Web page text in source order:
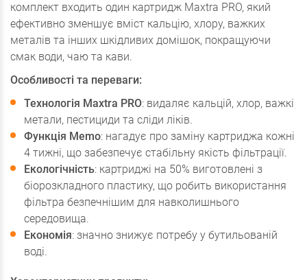
комплект входить один картридж Maxtra PRO, який
ефективно зменшує вміст кальцію, хлору, важких
металів та інших шкідливих домішок, покращуючи
смак води, чаю та кави.
Особливості та переваги:
Технологія Maxtra PRO: видаляє кальцій, хлор, важкі
метали, пестициди та сліди ліків.
Функція Memo: нагадує про заміну картриджа кожні
4 тижні, що забезпечує стабільну якість фільтрації.
Екологічність: картриджі на 50% виготовлені з
біорозкладного пластику, що робить використання
фільтра безпечнішим для навколишнього
середовища.
Економія: значно знижує потребу у бутильованій
воді.